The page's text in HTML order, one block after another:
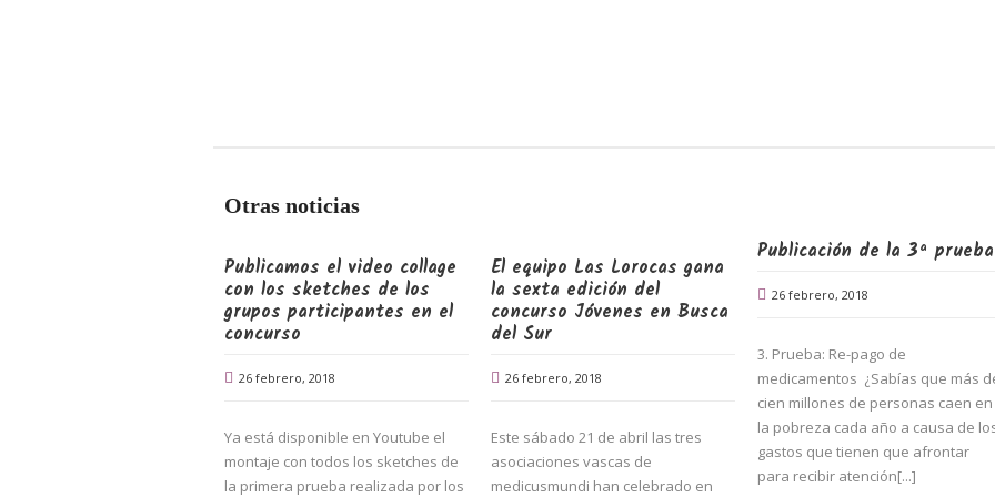
Otras noticias
Publicamos el video collage
con los sketches de los
grupos participantes en el
concurso
26 febrero, 2018
Ya está disponible en Youtube el
montaje con todos los sketches de
la primera prueba realizada por los
El equipo Las Lorocas gana
la sexta edición del
concurso Jóvenes en Busca
del Sur
26 febrero, 2018
Este sábado 21 de abril las tres
asociaciones vascas de
medicusmundi han celebrado en
Publicación de la 3ª prueba
26 febrero, 2018
3. Prueba: Re-pago de
medicamentos ¿Sabías que más
cien millones de personas caen en
la pobreza cada año a causa de
gastos que tienen que afrontar
para recibir atención[...]